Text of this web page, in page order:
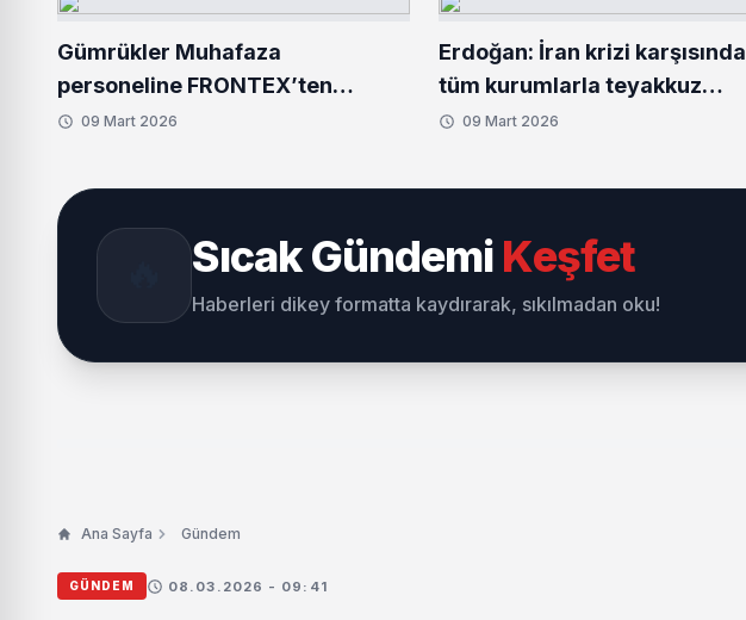
Gümrükler Muhafaza
personeline FRONTEX’ten
uluslararası başarı
09 Mart 2026
Erdoğan: İran krizi karşısında
tüm kurumlarla teyakkuz
hâlindeyiz
09 Mart 2026
Sıcak Gündemi Keşfet
Haberleri dikey formatta kaydırarak, sıkılmadan oku!
Ana Sayfa Gündem
GÜNDEM 08.03.2026 - 09:41